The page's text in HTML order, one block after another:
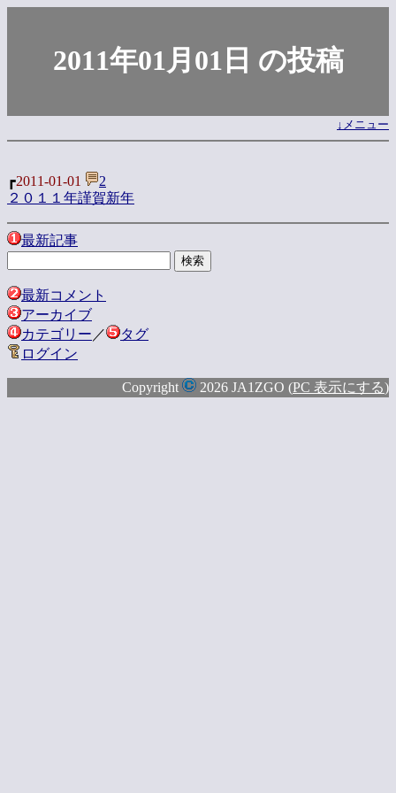
2011年01月01日 の投稿
↓メニュー
┏2011-01-01
2
２０１１年謹賀新年
最新記事
最新コメント
アーカイブ
カテゴリー ／
タグ
ログイン
Copyright 2026 JA1ZGO (PC 表示にする)